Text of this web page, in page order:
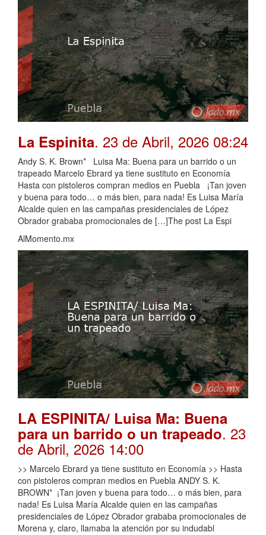
La Espinita. 23 de Abril, 2026 08:24
Andy S. K. Brown* Luisa Ma: Buena para un barrido o un
trapeado Marcelo Ebrard ya tiene sustituto en Economía
Hasta con pistoleros compran medios en Puebla ¡Tan joven
y buena para todo… o más bien, para nada! Es Luisa María
Alcalde quien en las campañas presidenciales de López
Obrador grababa promocionales de […]The post La Espi
AlMomento.mx
LA ESPINITA/ Luisa Ma: Buena
para un barrido o un trapeado. 23
de Abril, 2026 14:00
>> Marcelo Ebrard ya tiene sustituto en Economía >> Hasta
con pistoleros compran medios en Puebla ANDY S. K.
BROWN* ¡Tan joven y buena para todo… o más bien, para
nada! Es Luisa María Alcalde quien en las campañas
presidenciales de López Obrador grababa promocionales de
Morena y, claro, llamaba la atención por su indudabl